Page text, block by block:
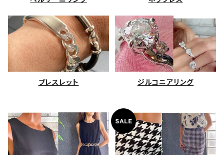
ブレスレット ジルコニアリング